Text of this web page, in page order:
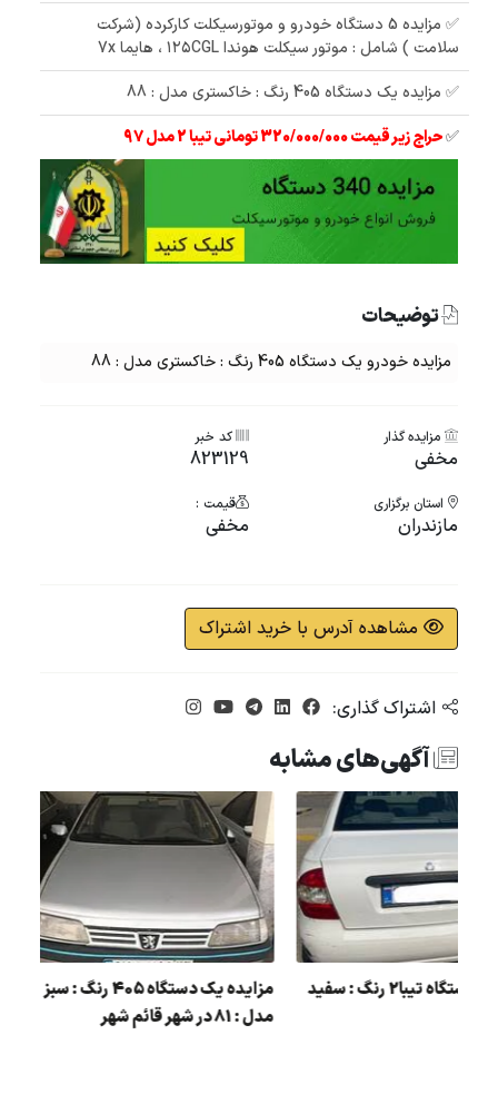
✅ مزایده 5 دستگاه خودرو و موتورسیکلت کارکرده (شرکت
سلامت ) شامل : موتور سیکلت هوندا ۱۲۵CGL ، هایما 7x
✅ مزایده یک دستگاه 405 رنگ : خاکستری مدل : 88
✅حراج زیر قیمت 320/000/000 تومانی تیبا 2 مدل 97
توضیحات
مزایده خودرو یک دستگاه 405 رنگ : خاکستری مدل : 88
مزایده گذار
مخفی
کد خبر
823129
استان برگزاری
مازندران
قیمت :
مخفی
مشاهده آدرس با خرید اشتراک
اشتراک گذاری:
آگهی‌های مشابه
مدل : 81 در شهر قائم شهر
مزایده یک دستگاه تیبا2 رنگ : سفید